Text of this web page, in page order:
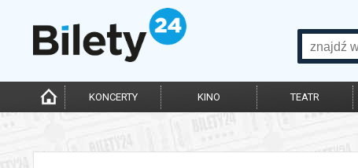
KONCERTY KINO TEATR